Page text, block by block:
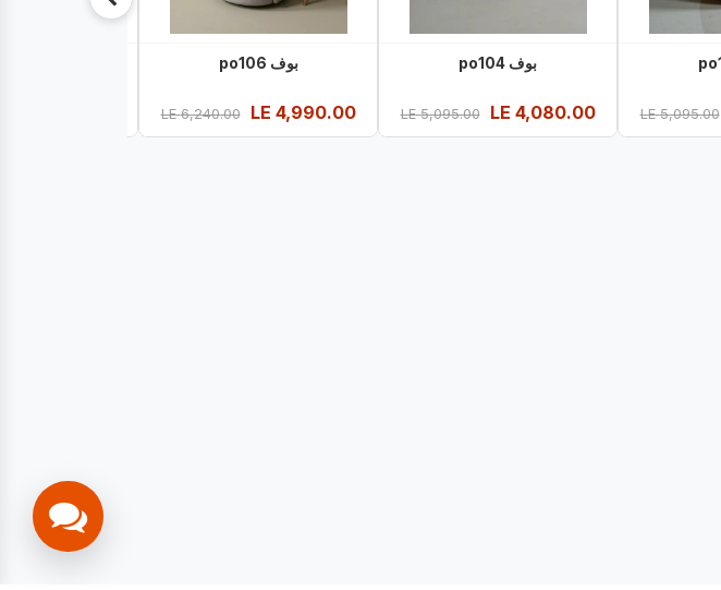
5,095.00
LE
بوف po104
4,080.00
5,095.00
LE
بوف po106
4,990.00
6,240.00
LE